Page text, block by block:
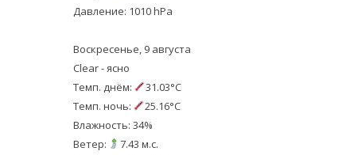
Давление: 1010 hPa
Воскресенье, 9 августа
Clear - ясно
Темп. днём:
31.03°C
Темп. ночь:
25.16°C
Влажность: 34%
Ветер:
7.43 м.с.